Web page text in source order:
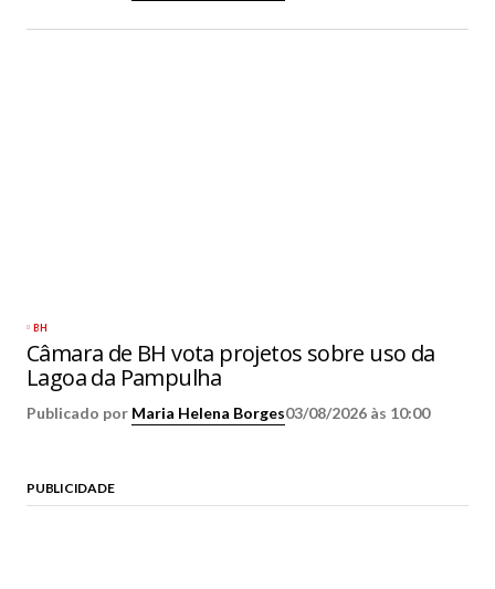
BH
Câmara de BH vota projetos sobre uso da
Lagoa da Pampulha
Publicado por Maria Helena Borges03/08/2026 às 10:00
PUBLICIDADE